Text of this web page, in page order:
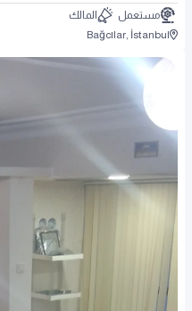
مستعمل
المالك
Bağcılar, İstanbul